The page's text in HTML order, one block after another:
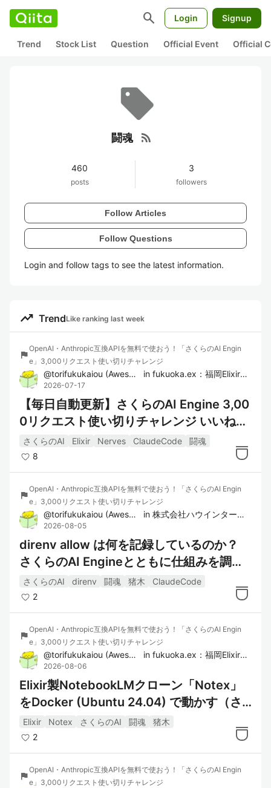
search Login Signup
Trend Stock List Question Official Event Official
闘魂 rss_feed
460
posts
3
followers
Follow Articles
Follow Questions
Login and follow tags to see the latest information.
trending_up TrendLike ranking last week
flag
OpenAI・Anthropic互換APIを無料で使おう！「さくらのAI Engin
e」3,000リクエスト使い切りチャレンジ
@torifukukaiou (Awesome YAMAUCHI )
in fukuoka.ex：福岡Elixirコミュ
2026-07-17
【毎日自動更新】さくらのAI Engine 3,00
0リクエスト使い切りチャレンジ いいねラ
ンキング！
さくらのAI Elixir Nerves ClaudeCode
闘魂
8
flag
OpenAI・Anthropic互換APIを無料で使おう！「さくらのAI Engin
e」3,000リクエスト使い切りチャレンジ
@torifukukaiou (Awesome YAMAUCHI )
in 株式会社ハウインターナショナル
2026-08-05
direnv allow は何を記録しているのか？
さくらのAI Engineとともに仕組みを調べ
てみた
さくらのAI direnv 闘魂 猪木
ClaudeCode
2
flag
OpenAI・Anthropic互換APIを無料で使おう！「さくらのAI Engin
e」3,000リクエスト使い切りチャレンジ
@torifukukaiou (Awesome YAMAUCHI )
in fukuoka.ex：福岡Elixirコミュ
2026-08-06
Elixir製NotebookLMクローン「Notex」
をDocker (Ubuntu 24.04) で動かす（さ
くらのAI Engine検証）
Elixir Notex さくらのAI 闘魂
猪木
2
flag
OpenAI・Anthropic互換APIを無料で使おう！「さくらのAI Engin
e」3,000リクエスト使い切りチャレンジ